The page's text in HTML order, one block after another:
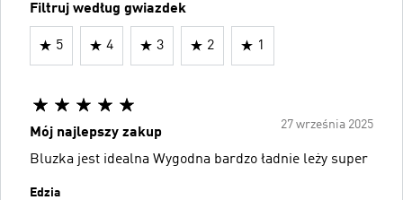
Filtruj według gwiazdek
5 4 3 2 1
27 września 2025
Mój najlepszy zakup
Bluzka jest idealna Wygodna bardzo ładnie leży super
Edzia